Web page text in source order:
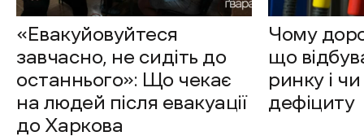
«Евакуйовуйтеся
завчасно, не сидіть до
останнього»: Що чекає
на людей після евакуації
до Харкова
Чому
що
ринку і
дефіциту